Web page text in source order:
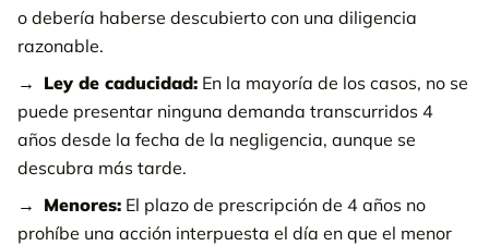
o debería haberse descubierto con una diligencia
razonable.
Ley de caducidad: En la mayoría de los casos, no se
puede presentar ninguna demanda transcurridos 4
años desde la fecha de la negligencia, aunque se
descubra más tarde.
Menores: El plazo de prescripción de 4 años no
prohíbe una acción interpuesta el día en que el menor